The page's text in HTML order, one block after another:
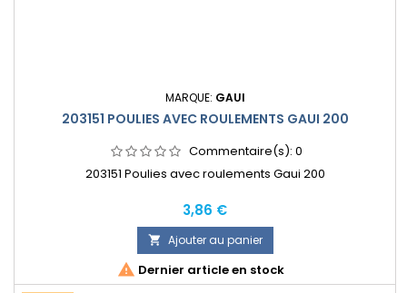
MARQUE: GAUI
203151 POULIES AVEC ROULEMENTS GAUI 200
Commentaire(s): 0
203151 Poulies avec roulements Gaui 200
Prix
3,86 €
 Ajouter au panier
 Dernier article en stock